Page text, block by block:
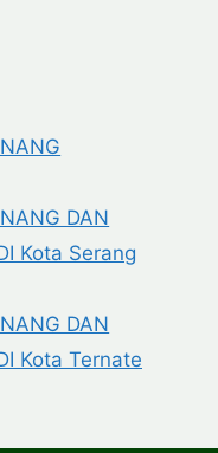
DAN
Kota Serang
DAN
Kota Ternate